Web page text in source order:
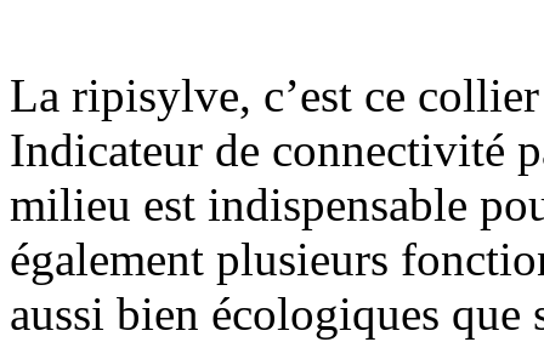
La ripisylve, c’est ce
Indicateur de connectivité
milieu est indispensable
également plusieurs
aussi bien écologiques que